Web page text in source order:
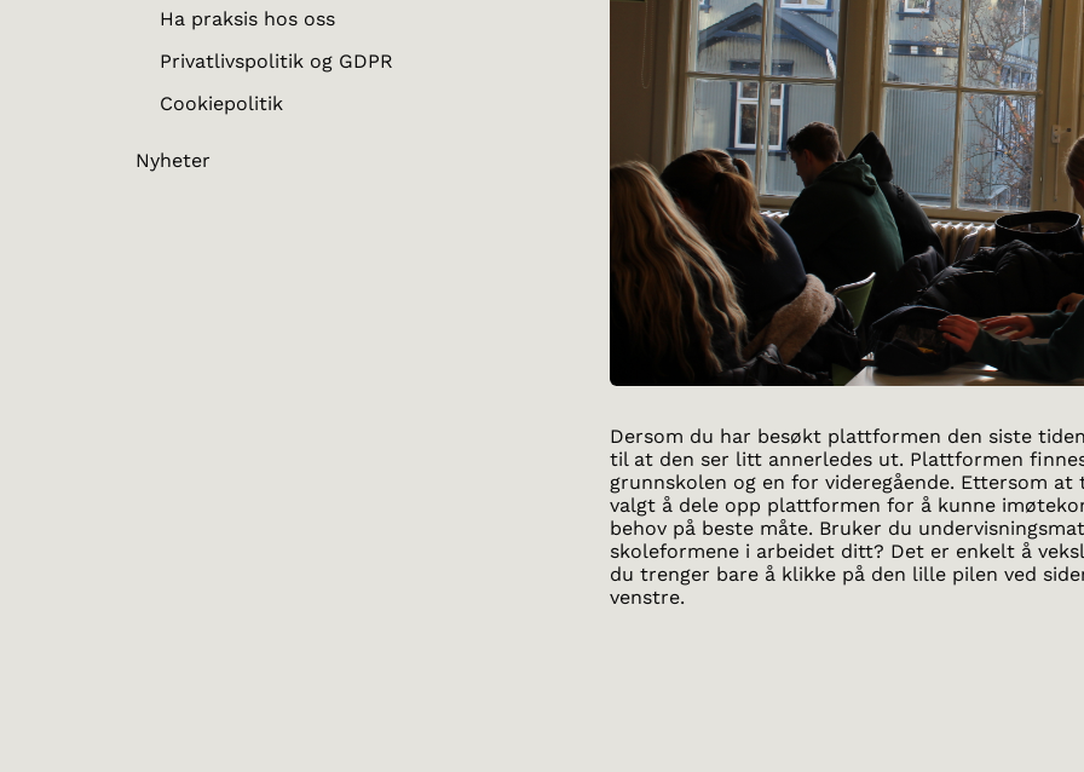
Ha praksis hos oss
Privatlivspolitik og GDPR
Cookiepolitik
Nyheter
Dersom du har besøkt plattformen den siste
til at den ser litt annerledes ut. Plattformen
grunnskolen og en for videregående. Ettersom
valgt å dele opp plattformen for å kunne
behov på beste måte. Bruker du
skoleformene i arbeidet ditt? Det er enkelt å
du trenger bare å klikke på den lille pilen ved
venstre.